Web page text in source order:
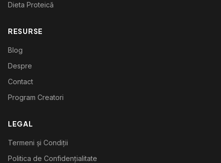
Dieta Proteică
RESURSE
Blog
Despre
Contact
Program Creatori
LEGAL
Termeni și Condiții
Politica de Confidențialitate